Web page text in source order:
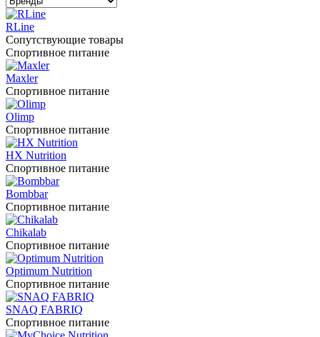
RLine
Сопутствующие товары
Спортивное питание
Maxler
Спортивное питание
Olimp
Спортивное питание
HX Nutrition
Спортивное питание
Bombbar
Спортивное питание
Chikalab
Спортивное питание
Optimum Nutrition
Спортивное питание
SNAQ FABRIQ
Спортивное питание